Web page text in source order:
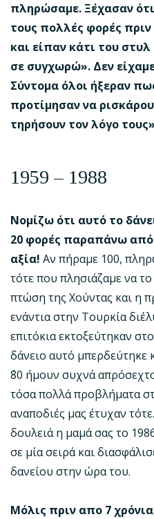
πληρώσαμε. Ξέχασαν
τους πολλές φορές
και είπαν κάτι του
σε συγχωρώ». Δεν
Σύντομα όλοι ήξεραν
προτίμησαν να
τηρήσουν τον λόγο
1959 – 1988
Νομίζω ότι αυτό το
20 φορές παραπάνω από
αξία! Αν πήραμε 100,
τότε που πλησιάζαμε να
πτώση της Χούντας και η
ενάντια στην Τουρκία
επιτόκια εκτοξεύτηκαν
δάνειο αυτό μπερδεύτηκε
΄80 ήμουν συχνά
τόσα πολλά προβλήματα
αναποδιές μας έτυχαν
δουλειά η μαμά σας το
σε μία σειρά και
δανείου στην ώρα του.
Μόλις πριν απο 7